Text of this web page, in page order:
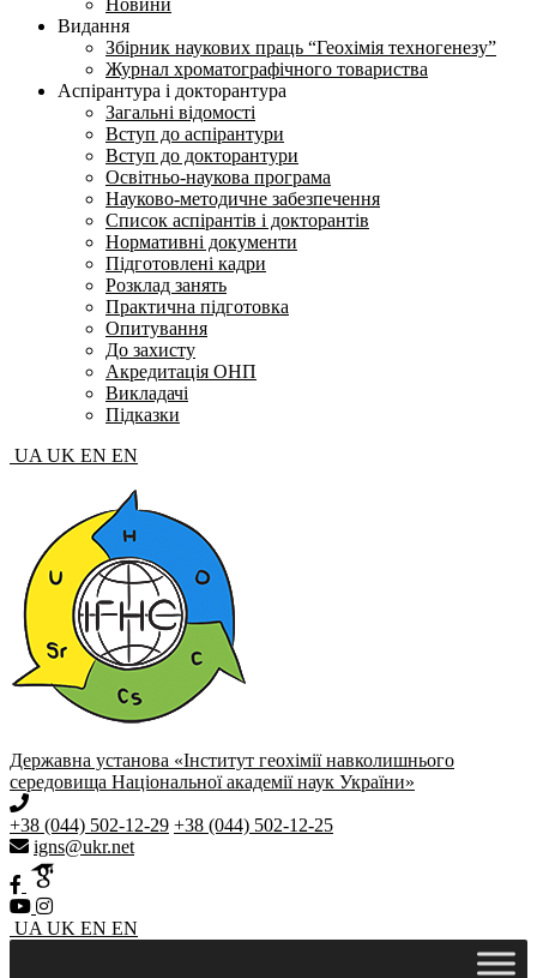
Новини
Видання
Збірник наукових праць “Геохімія техногенезу”
Журнал хроматографічного товариства
Аспірантура і докторантура
Загальні відомості
Вступ до аспірантури
Вступ до докторантури
Освітньо-наукова програма
Науково-методичне забезпечення
Список аспірантів і докторантів
Нормативні документи
Підготовлені кадри
Розклад занять
Практична підготовка
Опитування
До захисту
Акредитація ОНП
Викладачі
Підказки
UA UK EN EN
Державна установа «Інститут геохімії навколишнього
середовища Національної академії наук України»
+38 (044) 502-12-29 +38 (044) 502-12-25
igns@ukr.net
UA UK EN EN